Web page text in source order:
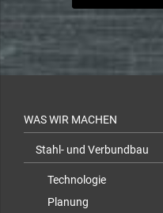
WAS WIR MACHEN
Stahl- und Verbundbau
Technologie
Planung